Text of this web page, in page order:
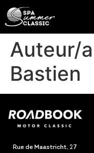
Auteur/
Bastien
Rue de Maastricht, 27